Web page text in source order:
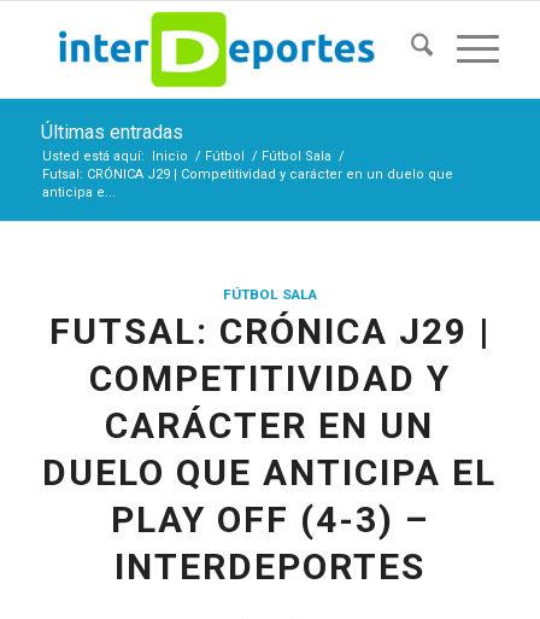
Últimas entradas
Usted está aquí: Inicio / Fútbol / Fútbol Sala /
Futsal: CRÓNICA J29 | Competitividad y carácter en un duelo que
anticipa e...
FÚTBOL SALA
FUTSAL: CRÓNICA J29 |
COMPETITIVIDAD Y
CARÁCTER EN UN
DUELO QUE ANTICIPA EL
PLAY OFF (4-3) –
INTERDEPORTES